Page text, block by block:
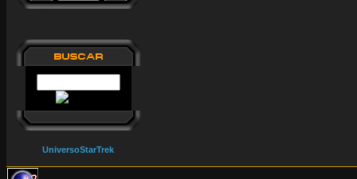
UniversoStarTrek